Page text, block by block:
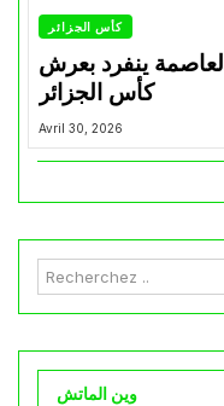
كأس الجزائر
ينفرد بعرش
كأس الجزائر
Avril 30, 2026
وين الماتش